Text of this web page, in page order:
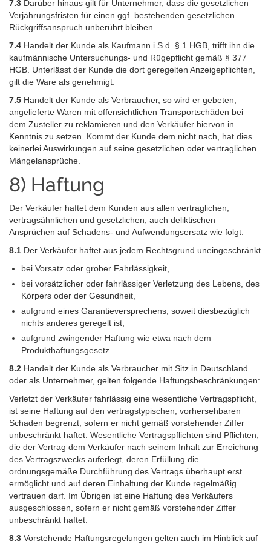
7.3 Darüber hinaus gilt für Unternehmer, dass die gesetzlichen
Verjährungsfristen für einen ggf. bestehenden gesetzlichen
Rückgriffsanspruch unberührt bleiben.
7.4 Handelt der Kunde als Kaufmann i.S.d. § 1 HGB, trifft ihn die
kaufmännische Untersuchungs- und Rügepflicht gemäß § 377
HGB. Unterlässt der Kunde die dort geregelten Anzeigepflichten,
gilt die Ware als genehmigt.
7.5 Handelt der Kunde als Verbraucher, so wird er gebeten,
angelieferte Waren mit offensichtlichen Transportschäden bei
dem Zusteller zu reklamieren und den Verkäufer hiervon in
Kenntnis zu setzen. Kommt der Kunde dem nicht nach, hat dies
keinerlei Auswirkungen auf seine gesetzlichen oder vertraglichen
Mängelansprüche.
8) Haftung
Der Verkäufer haftet dem Kunden aus allen vertraglichen,
vertragsähnlichen und gesetzlichen, auch deliktischen
Ansprüchen auf Schadens- und Aufwendungsersatz wie folgt:
8.1 Der Verkäufer haftet aus jedem Rechtsgrund uneingeschränkt
bei Vorsatz oder grober Fahrlässigkeit,
bei vorsätzlicher oder fahrlässiger Verletzung des Lebens, des
Körpers oder der Gesundheit,
aufgrund eines Garantieversprechens, soweit diesbezüglich
nichts anderes geregelt ist,
aufgrund zwingender Haftung wie etwa nach dem
Produkthaftungsgesetz.
8.2 Handelt der Kunde als Verbraucher mit Sitz in Deutschland
oder als Unternehmer, gelten folgende Haftungsbeschränkungen:
Verletzt der Verkäufer fahrlässig eine wesentliche Vertragspflicht,
ist seine Haftung auf den vertragstypischen, vorhersehbaren
Schaden begrenzt, sofern er nicht gemäß vorstehender Ziffer
unbeschränkt haftet. Wesentliche Vertragspflichten sind Pflichten,
die der Vertrag dem Verkäufer nach seinem Inhalt zur Erreichung
des Vertragszwecks auferlegt, deren Erfüllung die
ordnungsgemäße Durchführung des Vertrags überhaupt erst
ermöglicht und auf deren Einhaltung der Kunde regelmäßig
vertrauen darf. Im Übrigen ist eine Haftung des Verkäufers
ausgeschlossen, sofern er nicht gemäß vorstehender Ziffer
unbeschränkt haftet.
8.3 Vorstehende Haftungsregelungen gelten auch im Hinblick auf